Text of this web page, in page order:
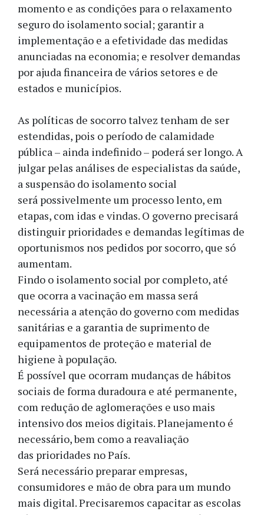
momento e as condições para o relaxamento
seguro do isolamento social; garantir a
implementação e a efetividade das medidas
anunciadas na economia; e resolver demandas
por ajuda financeira de vários setores e de
estados e municípios.
As políticas de socorro talvez tenham de ser
estendidas, pois o período de calamidade
pública – ainda indefinido – poderá ser longo. A
julgar pelas análises de especialistas da saúde,
a suspensão do isolamento social
será possivelmente um processo lento, em
etapas, com idas e vindas. O governo precisará
distinguir prioridades e demandas legítimas de
oportunismos nos pedidos por socorro, que só
aumentam.
Findo o isolamento social por completo, até
que ocorra a vacinação em massa será
necessária a atenção do governo com medidas
sanitárias e a garantia de suprimento de
equipamentos de proteção e material de
higiene à população.
É possível que ocorram mudanças de hábitos
sociais de forma duradoura e até permanente,
com redução de aglomerações e uso mais
intensivo dos meios digitais. Planejamento é
necessário, bem como a reavaliação
das prioridades no País.
Será necessário preparar empresas,
consumidores e mão de obra para um mundo
mais digital. Precisaremos capacitar as escolas